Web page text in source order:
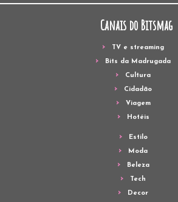
Canais do Bitsmag
TV e streaming
Bits da Madrugada
Cultura
Cidadão
Viagem
Hotéis
Estilo
Moda
Beleza
Tech
Decor